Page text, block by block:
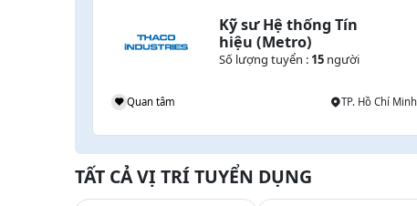
Kỹ sư Hệ thống Tín
hiệu (Metro)
Số lượng tuyển : 15người
Quan tâm TP. Hồ Chí Minh
TẤT CẢ VỊ TRÍ TUYỂN DỤNG